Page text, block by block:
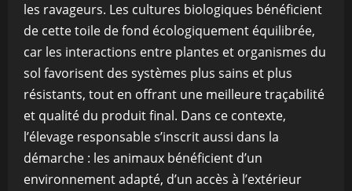
les ravageurs. Les cultures biologiques bénéficient
de cette toile de fond écologiquement équilibrée,
car les interactions entre plantes et organismes du
sol favorisent des systèmes plus sains et plus
résistants, tout en offrant une meilleure traçabilité
et qualité du produit final. Dans ce contexte,
l’élevage responsable s’inscrit aussi dans la
démarche : les animaux bénéficient d’un
environnement adapté, d’un accès à l’extérieur